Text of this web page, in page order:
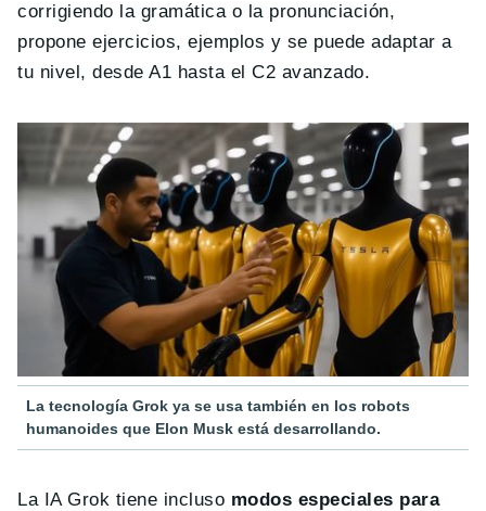
corrigiendo la gramática o la pronunciación,
propone ejercicios, ejemplos y se puede adaptar a
tu nivel, desde A1 hasta el C2 avanzado.
La tecnología Grok ya se usa también en los robots
humanoides que Elon Musk está desarrollando.
La IA Grok tiene incluso modos especiales para